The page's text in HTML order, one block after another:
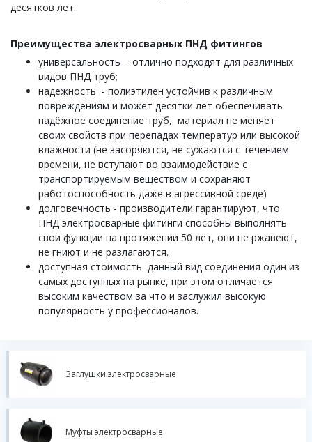
десятков лет.
Преимущества электросварных ПНД фитингов
универсальность - отлично подходят для различных
видов ПНД труб;
надежность - полиэтилен устойчив к различным
повреждениям и может десятки лет обеспечивать
надёжное соединение труб, материал не меняет
своих свойств при перепадах температур или высокой
влажности (не засоряются, не сужаются с течением
времени, не вступают во взаимодействие с
транспортируемым веществом и сохраняют
работоспособность даже в агрессивной среде)
долговечность - производители гарантируют, что
ПНД электросварные фитинги способны выполнять
свои функции на протяжении 50 лет, они не ржавеют,
не гниют и не разлагаются.
доступная стоимость данный вид соединения один из
самых доступных на рынке, при этом отличается
высоким качеством за что и заслужил высокую
популярность у профессионалов.
Заглушки электросварные
Муфты электросварные